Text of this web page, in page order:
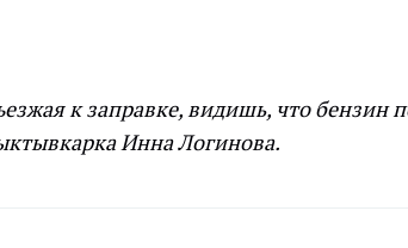
к заправке, видишь, что бензин
Инна Логинова.